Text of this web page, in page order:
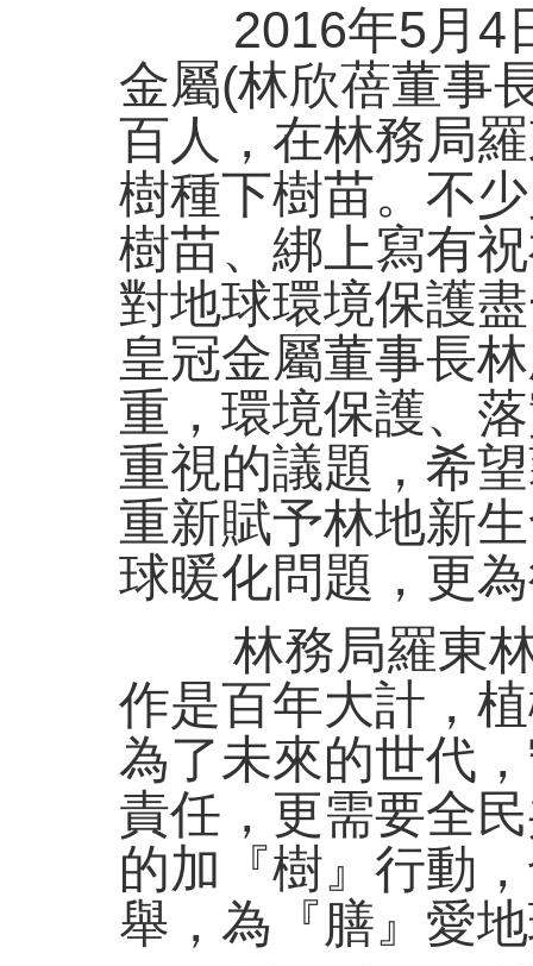
2016年5月4日
金屬(林欣蓓董事
百人，在林務局
樹種下樹苗。不
樹苗、綁上寫有
對地球環境保護
皇冠金屬董事長
重，環境保護、
重視的議題，希
重新賦予林地新
球暖化問題，更
林務局羅東林
作是百年大計，
為了未來的世代
責任，更需要全
的加『樹』行動
舉，為『膳』愛